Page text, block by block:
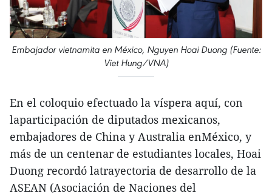
Embajador vietnamita en México, Nguyen Hoai Duong (Fuente:
Viet Hung/VNA)
En el coloquio efectuado la víspera aquí, con
laparticipación de diputados mexicanos,
embajadores de China y Australia enMéxico, y
más de un centenar de estudiantes locales, Hoai
Duong recordó latrayectoria de desarrollo de la
ASEAN (Asociación de Naciones del